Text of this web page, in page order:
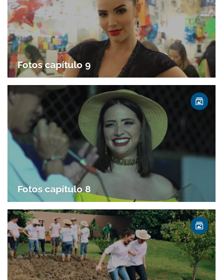
Fotos capítulo 9
Fotos capítulo 8